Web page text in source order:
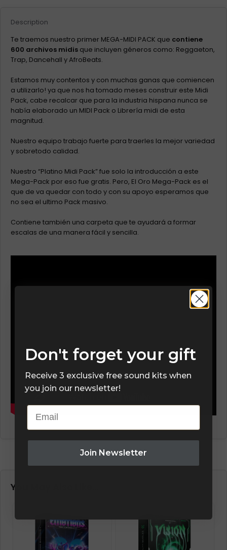
Description
Te traemos nuestro primer MEGA-MIDI PACK que contiene
600 archivos midis que incluyen géneros como: Reggaeton,
Trap, Dancehall y AfroBeats.
Estamos muy contentos y con muchas ganas que comiencen
a utilizarlo! ya que nos ha tomado meses construir este Midi
Pack, cabe recalcar que para la industria hispana nunca se
había elaborado un MIDI Pack o Librería midi de esta
magnitud.
Nuestro equipo trabajo fuerte para traerles la mejor variedad
y sobretodo calidad.
Nuestro “Platino Midi Pack” fue solo la introducción a este
Mega-Pack por eso fue gratis. Pero, El Oro Mega-Pack es el
que de va quedar con todo y con su apoyo esperamos que
no sea el ultimo Pack masivo.
Contiene también una carpeta que te ayudará a formar
escalas de una manera fácil y sencilla.
You May Also Like…
Don't forget your gift
Receive 3 exclusive free sound kits when
you join our newsletter!
Email
Join Newsletter